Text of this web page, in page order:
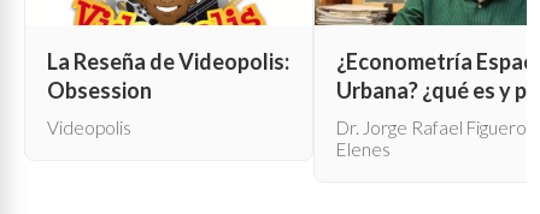
La Reseña de Videopolis:
Obsession
Videopolis
¿Econometría
Urbana? ¿qué es y
qué sirve?
Dr. Jorge Rafael Figueroa
Elenes